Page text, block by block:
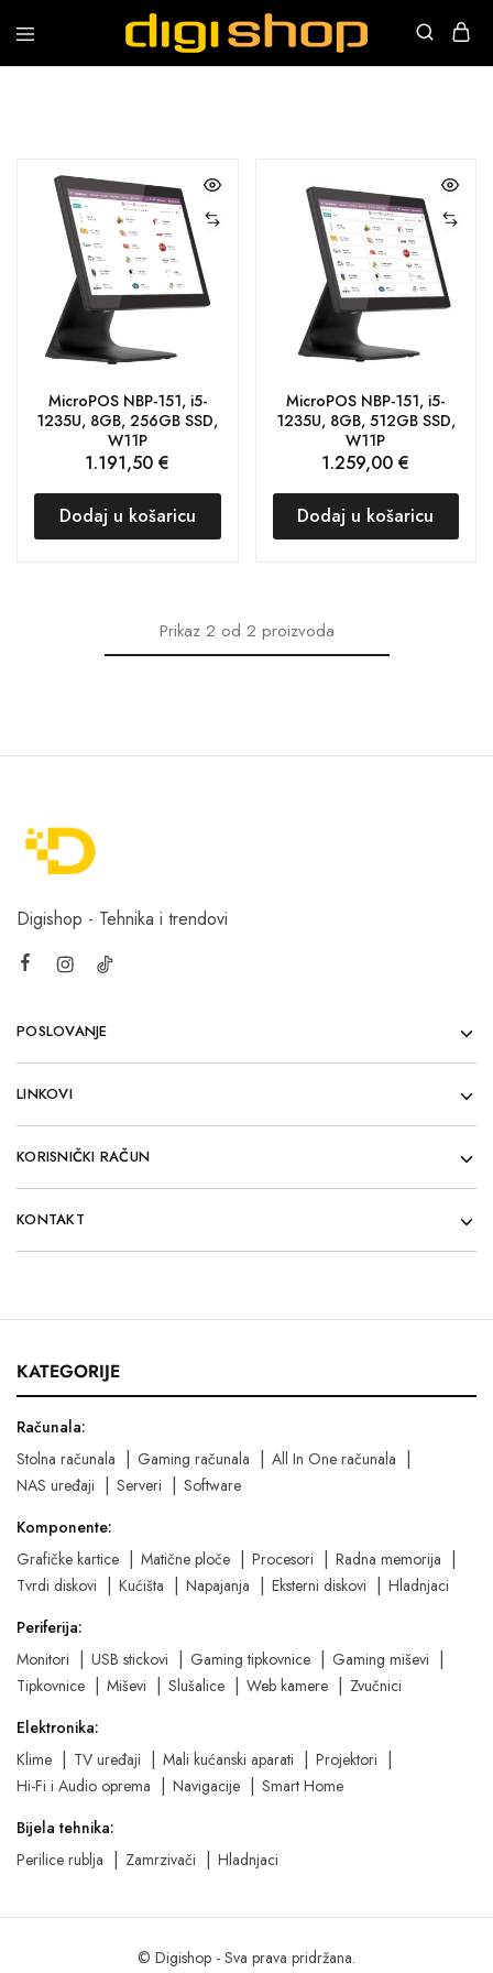
Digishop
Vaša
MicroPOS NBP-151, i5-
1235U, 8GB, 256GB SSD,
W11P
1.191,50€
Dodaj u košaricu
MicroPOS NBP-151, i5-
1235U, 8GB, 512GB SSD,
W11P
1.259,00€
Dodaj u košaricu
Prikaz2 od 2 proizvoda
Digishop - Tehnika i trendovi
POSLOVANJE
LINKOVI
KORISNIČKI RAČUN
KONTAKT
KATEGORIJE
Računala:
Stolna računala
Gaming računala
All In One računala
NAS uređaji
Serveri
Software
Komponente:
Grafičke kartice
Matične ploče Procesori
Radna memorija
Tvrdi diskovi
Kućišta Napajanja Eksterni diskovi
Hladnjaci
Periferija:
Monitori
USB stickovi Gaming tipkovnice
Gaming miševi
Tipkovnice
Miševi Slušalice Web kamere
Zvučnici
Elektronika:
Klime
TV uređaji Mali kućanski aparati
Projektori
Hi-Fi i Audio oprema
Navigacije
Smart Home
Bijela tehnika:
Perilice rublja
Zamrzivači Hladnjaci
© Digishop - Sva prava pridržana.